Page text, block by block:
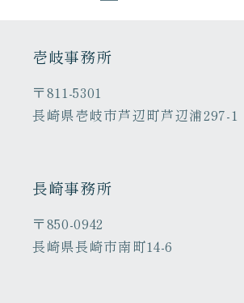
壱岐事務所
〒811-5301
長崎県壱岐市芦辺町芦辺浦297-1
長崎事務所
〒850-0942
長崎県長崎市南町14-6